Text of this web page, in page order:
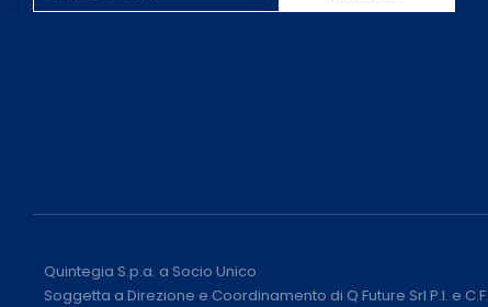
Quintegia S.p.a. a Socio Unico
Soggetta a Direzione e Coordinamento di Q Future Srl P.I. e